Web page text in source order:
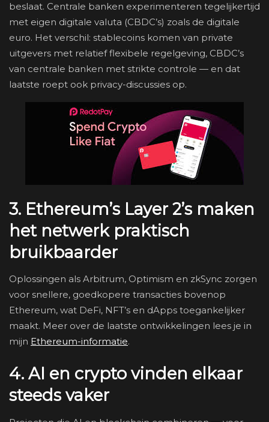
beslaat. Centrale banken experimenteren tegelijkertijd
met eigen digitale valuta (CBDC’s) zoals de digitale
euro. Het verschil: stablecoins komen van private
uitgevers met relatief flexibele regelgeving, CBDC’s
van centrale banken met strikte controle — en dat
laatste roept ook privacy-discussies op.
3. Ethereum’s Layer 2’s maken
het netwerk praktisch
bruikbaarder
Oplossingen als Arbitrum, Optimism en zkSync zorgen
voor snellere, goedkopere transacties bovenop
Ethereum, wat DeFi, NFT’s en dApps toegankelijker
maakt. Meer over de laatste ontwikkelingen lees je in
mijn Ethereum-informatie.
4. AI en crypto vinden elkaar
steeds vaker